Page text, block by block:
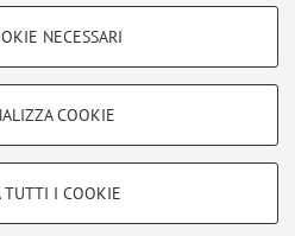
FACOLTATIVI
a titolo esemplificativo, per il corretto
NECESSARI
COOKIE
TUTTI I COOKIE
tutti i contenuti del sito.
- Partita IVA: 01131710376